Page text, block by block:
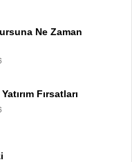
Ne Zaman
Fırsatları